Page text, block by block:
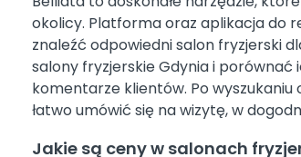
okolicy. Platforma oraz aplikacja do
znaleźć odpowiedni salon fryzjerski
salony fryzjerskie Gdynia i porównać
komentarze klientów. Po
łatwo umówić się na wizytę, w
Jakie są ceny w salonach